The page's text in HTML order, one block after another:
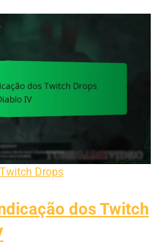
Drops
dos Twitch